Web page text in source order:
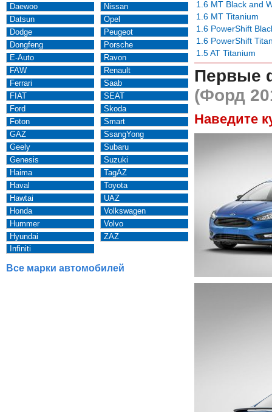
Daewoo
Datsun
Dodge
Dongfeng
E-Auto
FAW
Ferrari
FIAT
Ford
Foton
GAZ
Geely
Genesis
Haima
Haval
Hawtai
Honda
Hummer
Hyundai
Infiniti
Nissan
Opel
Peugeot
Porsche
Ravon
Renault
Saab
SEAT
Skoda
Smart
SsangYong
Subaru
Suzuki
TagAZ
Toyota
UAZ
Volkswagen
Volvo
ZAZ
Все марки автомобилей
1.6 MT Black and
1.6 MT Titanium
1.6 PowerShift
1.6 PowerShift
1.5 AT Titanium
Первые
(Форд
Наведите